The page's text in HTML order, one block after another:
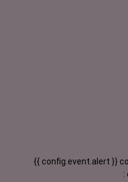
{{ config.event.alert }}
: